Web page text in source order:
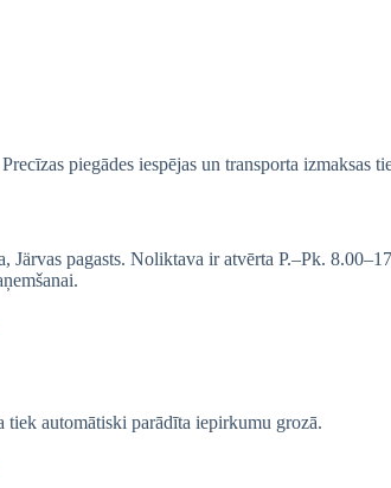
piegādes iespējas un transporta izmaksas
pagasts. Noliktava ir atvērta P.–Pk.
automātiski parādīta iepirkumu grozā.